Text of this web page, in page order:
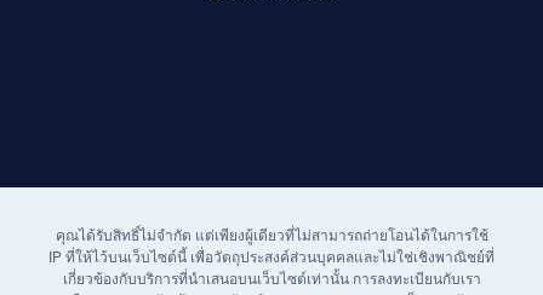
คุณได้รับสิทธิ์ไม่จำกัด แต่เพียงผู้เดียวที่ไม่สามารถถ่ายโอนได้ในการใช้
IP ที่ให้ไว้บนเว็บไซต์นี้ เพื่อวัตถุประสงค์ส่วนบุคคลและไม่ใช่เชิงพาณิชย์ที่
เกี่ยวข้องกับบริการที่นำเสนอบนเว็บไซต์เท่านั้น การลงทะเบียนกับเรา